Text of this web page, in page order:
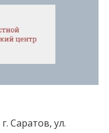
Саратов, ул.